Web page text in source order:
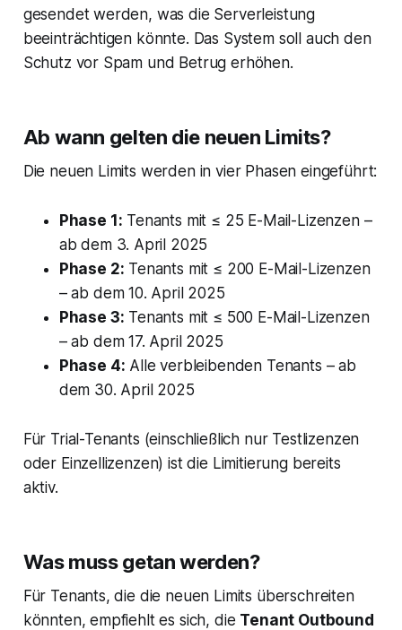
gesendet werden, was die Serverleistung
beeinträchtigen könnte. Das System soll auch den
Schutz vor Spam und Betrug erhöhen.
Ab wann gelten die neuen Limits?
Die neuen Limits werden in vier Phasen eingeführt:
Phase 1: Tenants mit ≤ 25 E-Mail-Lizenzen –
ab dem 3. April 2025
Phase 2: Tenants mit ≤ 200 E-Mail-Lizenzen
– ab dem 10. April 2025
Phase 3: Tenants mit ≤ 500 E-Mail-Lizenzen
– ab dem 17. April 2025
Phase 4: Alle verbleibenden Tenants – ab
dem 30. April 2025
Für Trial-Tenants (einschließlich nur Testlizenzen
oder Einzellizenzen) ist die Limitierung bereits
aktiv.
Was muss getan werden?
Für Tenants, die die neuen Limits überschreiten
könnten, empfiehlt es sich, die Tenant Outbound